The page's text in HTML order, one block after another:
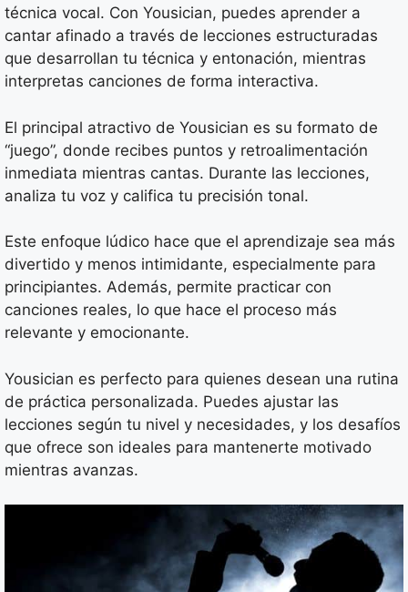
técnica vocal. Con Yousician, puedes aprender a
cantar afinado a través de lecciones estructuradas
que desarrollan tu técnica y entonación, mientras
interpretas canciones de forma interactiva.
El principal atractivo de Yousician es su formato de
“juego”, donde recibes puntos y retroalimentación
inmediata mientras cantas. Durante las lecciones,
analiza tu voz y califica tu precisión tonal.
Este enfoque lúdico hace que el aprendizaje sea más
divertido y menos intimidante, especialmente para
principiantes. Además, permite practicar con
canciones reales, lo que hace el proceso más
relevante y emocionante.
Yousician es perfecto para quienes desean una rutina
de práctica personalizada. Puedes ajustar las
lecciones según tu nivel y necesidades, y los desafíos
que ofrece son ideales para mantenerte motivado
mientras avanzas.